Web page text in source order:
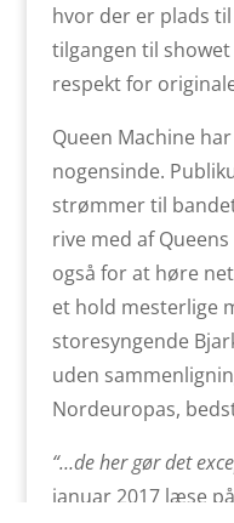
hvor der er plads
tilgangen til
respekt for
Queen Machine
nogensinde.
strømmer til
rive med af
også for at høre
et hold mesterlige
storesyngende
uden
Nordeuropas,
“…de her gør det
januar 2017 læse på